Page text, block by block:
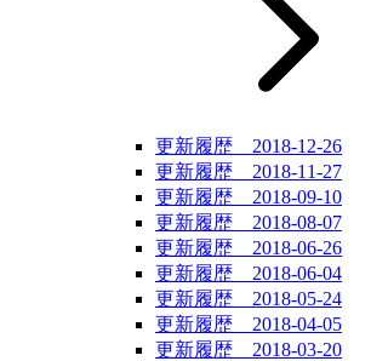
更新履歴 2018-12-26
更新履歴 2018-11-27
更新履歴 2018-09-10
更新履歴 2018-08-07
更新履歴 2018-06-26
更新履歴 2018-06-04
更新履歴 2018-05-24
更新履歴 2018-04-05
更新履歴 2018-03-20